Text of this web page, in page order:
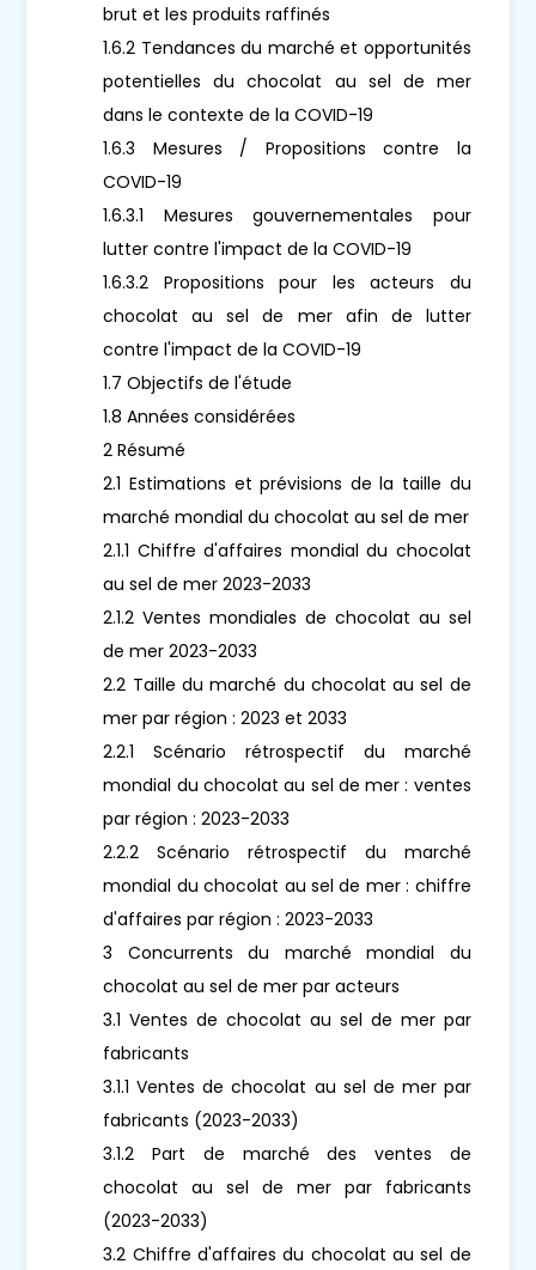
brut et les produits raffinés
1.6.2 Tendances du marché et opportunités
potentielles du chocolat au sel de mer
dans le contexte de la COVID-19
1.6.3 Mesures / Propositions contre la
COVID-19
1.6.3.1 Mesures gouvernementales pour
lutter contre l'impact de la COVID-19
1.6.3.2 Propositions pour les acteurs du
chocolat au sel de mer afin de lutter
contre l'impact de la COVID-19
1.7 Objectifs de l'étude
1.8 Années considérées
2 Résumé
2.1 Estimations et prévisions de la taille du
marché mondial du chocolat au sel de mer
2.1.1 Chiffre d'affaires mondial du chocolat
au sel de mer 2023-2033
2.1.2 Ventes mondiales de chocolat au sel
de mer 2023-2033
2.2 Taille du marché du chocolat au sel de
mer par région : 2023 et 2033
2.2.1 Scénario rétrospectif du marché
mondial du chocolat au sel de mer : ventes
par région : 2023-2033
2.2.2 Scénario rétrospectif du marché
mondial du chocolat au sel de mer : chiffre
d'affaires par région : 2023-2033
3 Concurrents du marché mondial du
chocolat au sel de mer par acteurs
3.1 Ventes de chocolat au sel de mer par
fabricants
3.1.1 Ventes de chocolat au sel de mer par
fabricants (2023-2033)
3.1.2 Part de marché des ventes de
chocolat au sel de mer par fabricants
(2023-2033)
3.2 Chiffre d'affaires du chocolat au sel de